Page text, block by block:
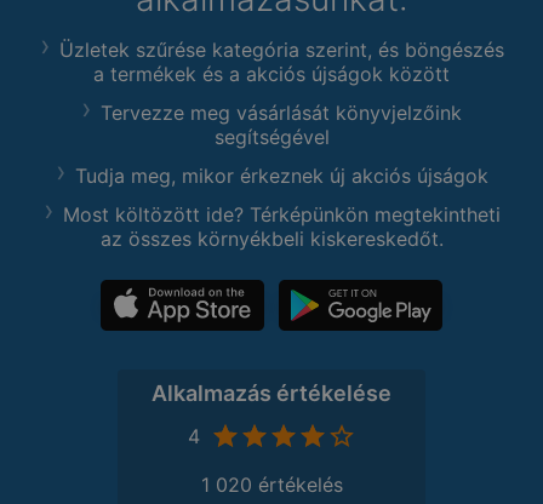
Üzletek szűrése kategória szerint, és böngészés
a termékek és a akciós újságok között
Tervezze meg vásárlását könyvjelzőink
segítségével
Tudja meg, mikor érkeznek új akciós újságok
Most költözött ide? Térképünkön megtekintheti
az összes környékbeli kiskereskedőt.
Alkalmazás értékelése
4
1 020 értékelés